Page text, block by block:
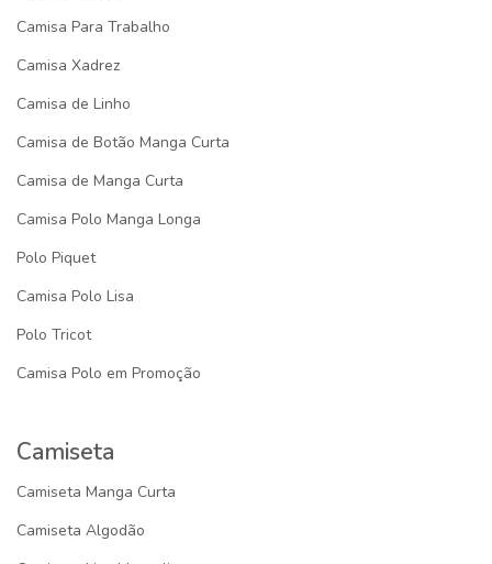
Camisa Para Trabalho
Camisa Xadrez
Camisa de Linho
Camisa de Botão Manga Curta
Camisa de Manga Curta
Camisa Polo Manga Longa
Polo Piquet
Camisa Polo Lisa
Polo Tricot
Camisa Polo em Promoção
Camiseta
Camiseta Manga Curta
Camiseta Algodão